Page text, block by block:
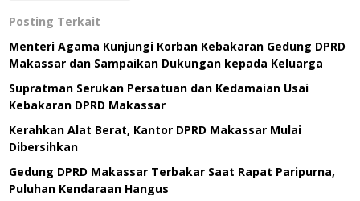
Posting Terkait
Menteri Agama Kunjungi Korban Kebakaran Gedung DPRD
Makassar dan Sampaikan Dukungan kepada Keluarga
Supratman Serukan Persatuan dan Kedamaian Usai
Kebakaran DPRD Makassar
Kerahkan Alat Berat, Kantor DPRD Makassar Mulai
Dibersihkan
Gedung DPRD Makassar Terbakar Saat Rapat Paripurna,
Puluhan Kendaraan Hangus